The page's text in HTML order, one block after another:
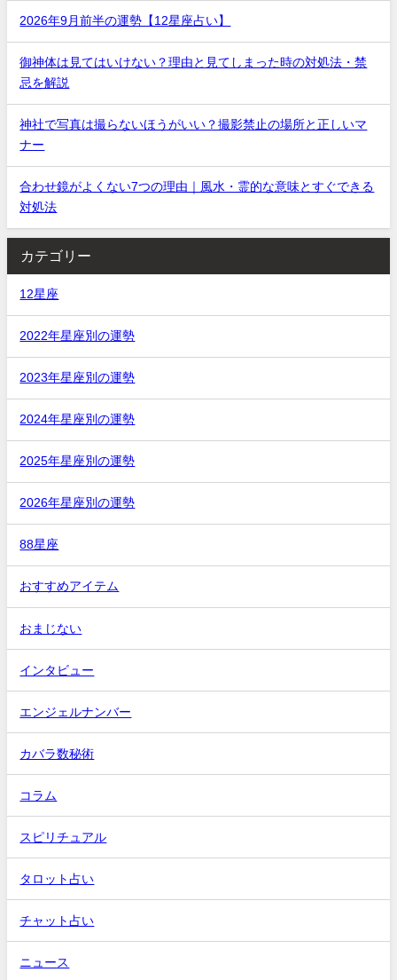
2026年9月前半の運勢【12星座占い】
御神体は見てはいけない？理由と見てしまった時の対処法・禁
忌を解説
神社で写真は撮らないほうがいい？撮影禁止の場所と正しいマ
ナー
合わせ鏡がよくない7つの理由｜風水・霊的な意味とすぐできる
対処法
カテゴリー
12星座
2022年星座別の運勢
2023年星座別の運勢
2024年星座別の運勢
2025年星座別の運勢
2026年星座別の運勢
88星座
おすすめアイテム
おまじない
インタビュー
エンジェルナンバー
カバラ数秘術
コラム
スピリチュアル
タロット占い
チャット占い
ニュース